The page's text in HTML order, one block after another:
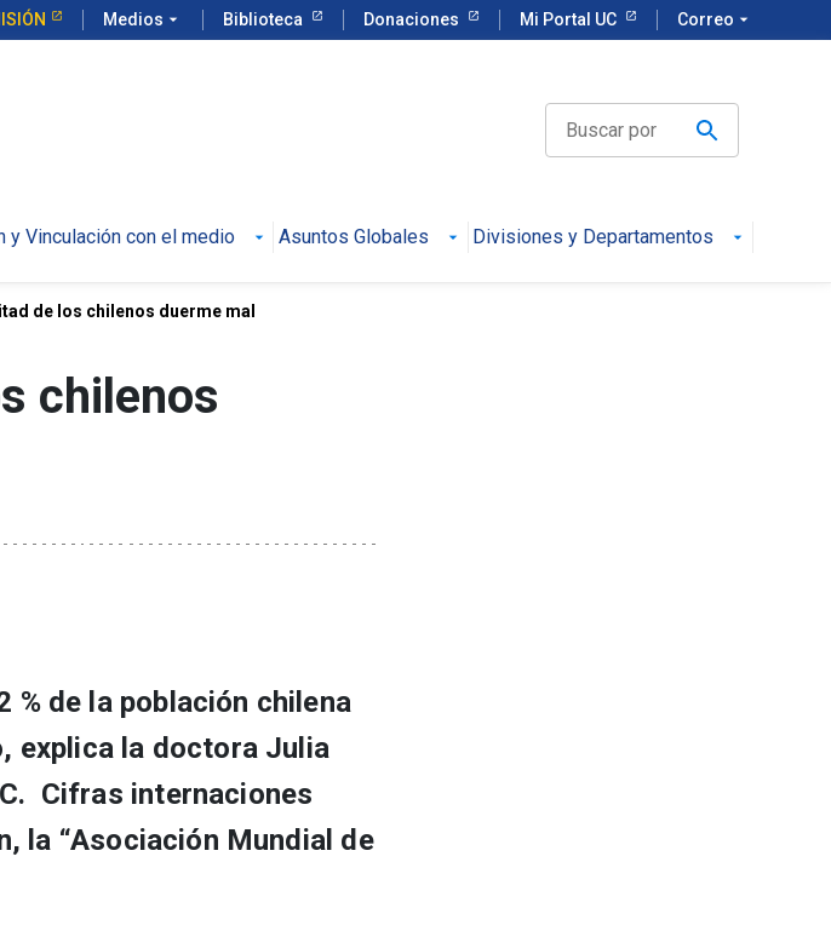
Medios arrow_drop_down Biblioteca Donaciones Mi Portal UC Correo arrow_drop_down
y Vinculación con el medio Asuntos Globales Divisiones y Departamentos
de los chilenos duerme mal
chilenos
% de la población chilena
explica la doctora Julia
Cifras internaciones
la “Asociación Mundial de